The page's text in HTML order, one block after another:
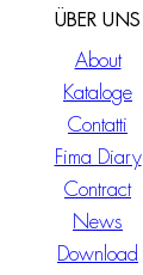
ÜBER UNS
About
Kataloge
Contatti
Fima Diary
Contract
News
Download